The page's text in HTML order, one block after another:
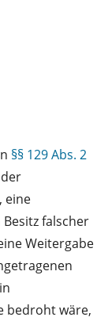
§§ 129 Abs. 2
eine
falscher
Weitergabe
bedroht wäre,